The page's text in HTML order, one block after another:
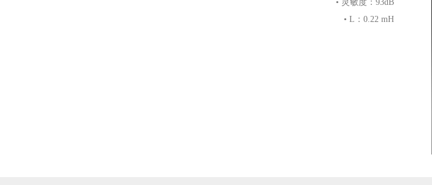
• 灵敏度：93dB
• L：0.22 mH